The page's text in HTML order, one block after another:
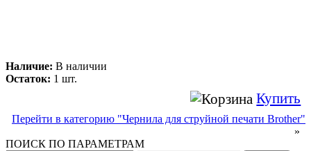
Наличие: В наличии
Остаток: 1 шт.
Купить
Перейти в категорию "Чернила для струйной печати Brother"
»
ПОИСК ПО ПАРАМЕТРАМ